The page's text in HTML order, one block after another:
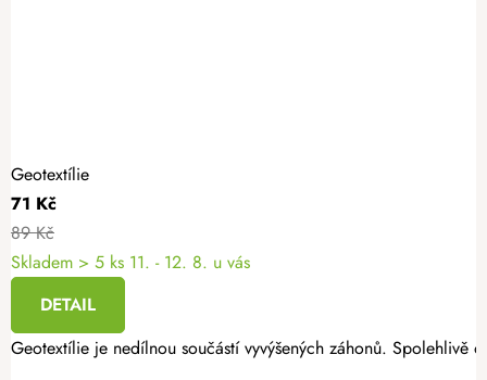
Geotextílie
71 Kč
89 Kč
Skladem > 5 ks 11. - 12. 8. u vás
DETAIL
Geotextílie je nedílnou součástí vyvýšených záhonů.